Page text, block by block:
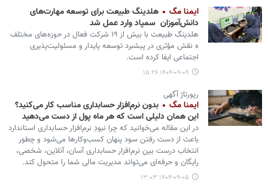
ایمنا مگ
هلدینگ طبیعت برای توسعه مهارت‌های
دانش‌آموزان سمپاد وارد عمل شد
هلدینگ طبیعت با بیش از ۱۹ شرکت فعال در حوزه‌های مختلف
ه نقش مؤثری در پیشبرد توسعه پایدار و مسئولیت‌پذیری
اجتماعی ایفا کرده است.
۱۴۰۴-۰۹-۰۹ ۱۵:۲۶
رپورتاژ آگهی
ایمنا مگ
بدون نرم‌افزار حسابداری مناسب کار می‌کنید؟
این همان دلیلی است که هر ماه پول از دست می‌دهید
در این مقاله می‌خوانید که چرا نبودِ نرم‌افزار حسابداری استاندارد
باعث از دست رفتن سود پنهان کسب‌وکارها می‌شود و چطور
انتخاب درست بین نرم‌افزار حسابداری آسان، آنلاین، شخصی،
رایگان و حرفه‌ای می‌تواند مدیریت مالی شما را متحول کند.
۱۴۰۴-۰۹-۰۵ ۱۳:۰۳